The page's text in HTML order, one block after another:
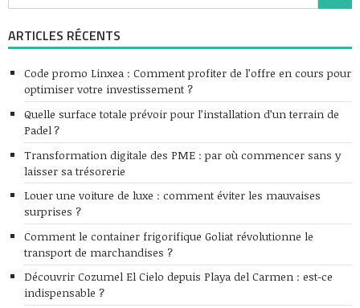
ARTICLES RÉCENTS
Code promo Linxea : Comment profiter de l’offre en cours pour
optimiser votre investissement ?
Quelle surface totale prévoir pour l’installation d’un terrain de
Padel ?
Transformation digitale des PME : par où commencer sans y
laisser sa trésorerie
Louer une voiture de luxe : comment éviter les mauvaises
surprises ?
Comment le container frigorifique Goliat révolutionne le
transport de marchandises ?
Découvrir Cozumel El Cielo depuis Playa del Carmen : est-ce
indispensable ?